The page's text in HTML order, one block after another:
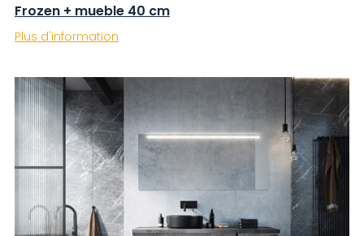
Frozen + mueble 40 cm
Plus d'information